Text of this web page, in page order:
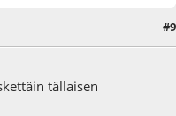
#9
tällaisen